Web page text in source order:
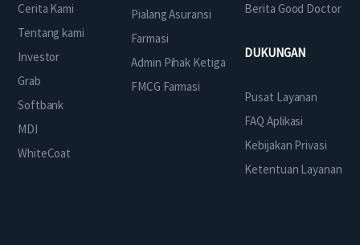
Cerita Kami
Tentang kami
Investor
Grab
Softbank
MDI
WhiteCoat
Pialang Asuransi
Farmasi
Admin Pihak Ketiga
FMCG Farmasi
Berita Good Doctor
DUKUNGAN
Pusat Layanan
FAQ Aplikasi
Kebijakan Privasi
Ketentuan Layanan